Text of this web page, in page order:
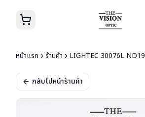
หน้าแรก ร้านค้า LIGHTEC 30076L ND19
กลับไปหน้าร้านค้า